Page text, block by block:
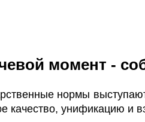
момент -
нормы
качество, унификацию и